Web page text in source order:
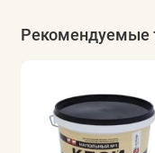
Рекомендуемые